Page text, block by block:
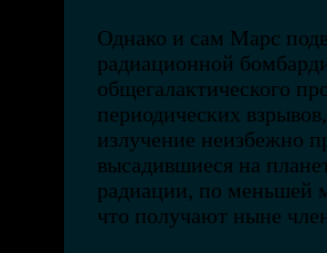
Однако и сам Марс
радиационной
общегалактического
периодических
излучение неизбежно
высадившиеся на
радиации, по меньшей
что получают ныне